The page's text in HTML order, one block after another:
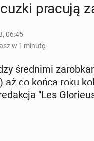
pracują
06:45
w 1 minutę
śred­ni­mi
aż do końca roku
"Les